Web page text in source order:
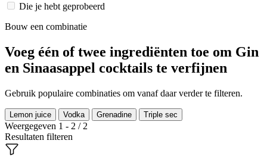
Die je hebt geprobeerd
Bouw een combinatie
Voeg één of twee ingrediënten toe om Gin
en Sinaasappel cocktails te verfijnen
Gebruik populaire combinaties om vanaf daar verder te filteren.
Lemon juice Vodka Grenadine Triple sec
Weergegeven 1 - 2 / 2
Resultaten filteren